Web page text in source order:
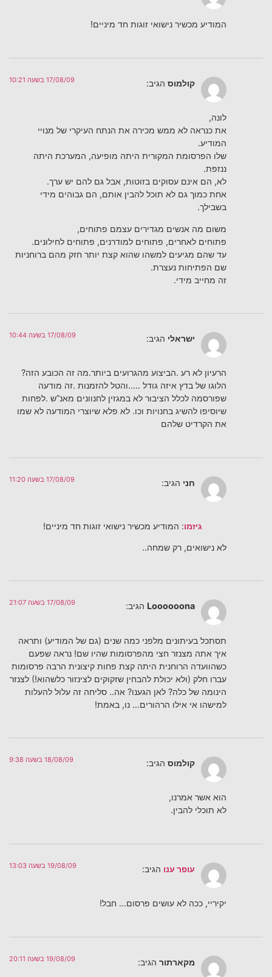
המודיע מכשיר נישואי זוגות חד מיניים!
קולמוס הגיב: 17/08/09 בשעה 10:21
לונה,
את כנראה לא ממש מכירה את הנתח העיקרי של מנויי
המודיע.
שלו הפרסומת המקורית היתה מופיעה, המערכת היתה
ננזפת.
לא, הם אינם עסוקים בזוטות, אבל גם להם יש ערך.
אחת כמוך גם לא תוכל להבין אותם, הם גבוהים מידי
בשבילך.
משום מה אנשים מגדירים עצמם פתוחים,
פתוחים לאחרים, פתוחים למודרנים, פתוחים לחילונים.
עד שהם מגיעים למשהו שהוא קצת יותר חזק מהם ברוחניות
שם הפתיחות נעצרת.
זה מחייב מידי.
ישראלי הגיב: 17/08/09 בשעה 10:44
הרעיון לא רע .הביצוע מהגרועים ביותר.מה זה הכובע הזה?
הלוגו של בדץ איזה גודל …..והטל להזמנות .זה מודעה
שפורסמה לכלל הציבור לא במגזין לחנוונים מאנ”ש .לפחות
שיוסיפו להשיג בחנויות וכו. לא פלא שיוצרי המודעה לא שמו
את הקרדיט שלהם
חני הגיב: 17/08/09 בשעה 11:20
גיזמו: המודיע מכשיר נישואי זוגות חד מיניים!
לא נישואים, רק שמחה..
Loooooona הגיב: 17/08/09 בשעה 21:07
תסתכל בעיתונים מלפני כמה שנים (גם של המודיע) ותראה
איך אתה מצנזר חצי מהפרסומות שהיו שם! נראה שפעם
כשהוועדה הרוחנית היתה קצת פחות קיצונית הרבה פרסומות
עברו חלק (ולא יכולת להבחין שזקוקים לצינזור כלשהוא!) לצנזר
הינומה של כלה? לאן הגענו? אה.. סליחה זה עלול להעלות
למישהו אי אילו הרהורים… נו, באמת!
קולמוס הגיב: 18/08/09 בשעה 9:38
הוא אשר אמרנו,
לא תוכלי להבין.
עופר ענו הגיב: 19/08/09 בשעה 13:03
יקיריי, ככה לא עושים פרסום… חבל!
מקארתור הגיב: 19/08/09 בשעה 20:11